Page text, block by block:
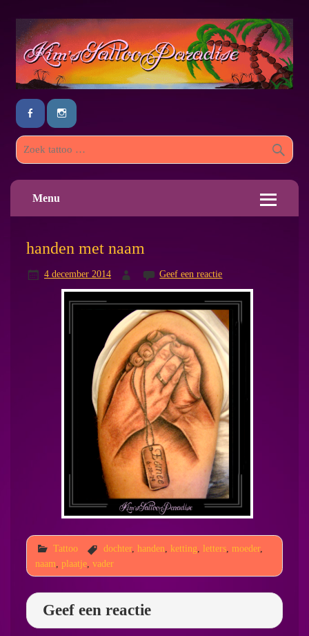
Menu
handen met naam
4 december 2014 Geef een reactie
Tattoo dochter, handen ketting letters, moeder,
naam
plaatje, vader
Geef een reactie